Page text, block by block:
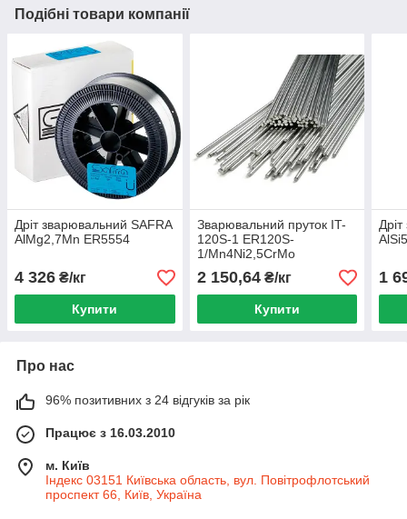
Подібні товари компанії
Дріт зварювальний SAFRA
AlMg2,7Mn ER5554
4 326 ₴/кг
Купити
Зварювальний пруток IT-
120S-1 ER120S-
1/Mn4Ni2,5CrMo
2 150,64₴/кг
Купити
1
Про нас
96% позитивних з 24 відгуків за рік
Працює з 16.03.2010
м. Київ
Індекс 03151 Київська область, вул. Повітрофлотський
проспект 66, Київ, Україна